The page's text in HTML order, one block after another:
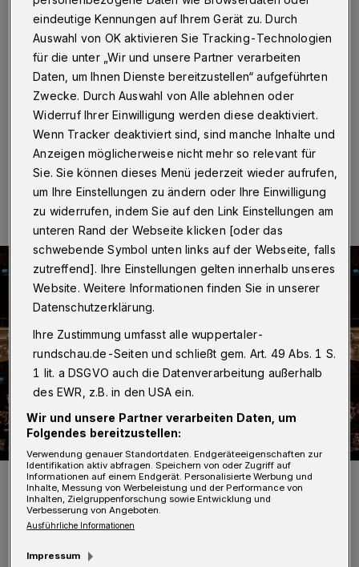
Wuppertal·Auch in diesem Jahr lädt die Stadt zum
Festkonzert am Tag der Deutschen Einheit am 3.
Oktober 2021 ein. Das Sinfonieorchester spielt unter
der Leitung des neuen Generalmusikdirektors Patrick
Hahn. Noch sind Karten im Vorverkauf zu haben.
22.09.2021 , 15:17 Uhr Eine Minute Lesezeit
Das Sinfonieorchester unter Patrick Hahn in der Historischen
Stadthalle Wuppertal.
Foto: Uwe Schinkel
eindeutige Kennungen auf Ihrem Gerät zu. Durch
Auswahl von OK aktivieren Sie Tracking-Technologien
für die unter „Wir und unsere Partner verarbeiten
Daten, um Ihnen Dienste bereitzustellen“ aufgeführten
Zwecke. Durch Auswahl von Alle ablehnen oder
Widerruf Ihrer Einwilligung werden diese deaktiviert.
Wenn Tracker deaktiviert sind, sind manche Inhalte und
Anzeigen möglicherweise nicht mehr so relevant für
Sie. Sie können dieses Menü jederzeit wieder aufrufen,
um Ihre Einstellungen zu ändern oder Ihre Einwilligung
zu widerrufen, indem Sie auf den Link Einstellungen am
unteren Rand der Webseite klicken [oder das
schwebende Symbol unten links auf der Webseite, falls
zutreffend]. Ihre Einstellungen gelten innerhalb unseres
Website. Weitere Informationen finden Sie in unserer
Datenschutzerklärung.
Ihre Zustimmung umfasst alle wuppertaler-
rundschau.de-Seiten und schließt gem. Art. 49 Abs. 1 S.
1 lit. a DSGVO auch die Datenverarbeitung außerhalb
des EWR, z.B. in den USA ein.
Wir und unsere Partner verarbeiten Daten, um
Folgendes bereitzustellen:
Verwendung genauer Standortdaten. Endgeräteeigenschaften zur
Identifikation aktiv abfragen. Speichern von oder Zugriff auf
Informationen auf einem Endgerät. Personalisierte Werbung und
Inhalte, Messung von Werbeleistung und der Performance von
Inhalten, Zielgruppenforschung sowie Entwicklung und
Verbesserung von Angeboten.
Ausführliche Informationen
Impressum